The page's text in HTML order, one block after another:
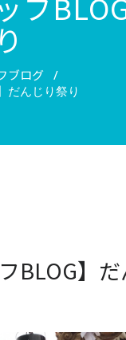
ブログ /
だんじり祭り
BLOG】